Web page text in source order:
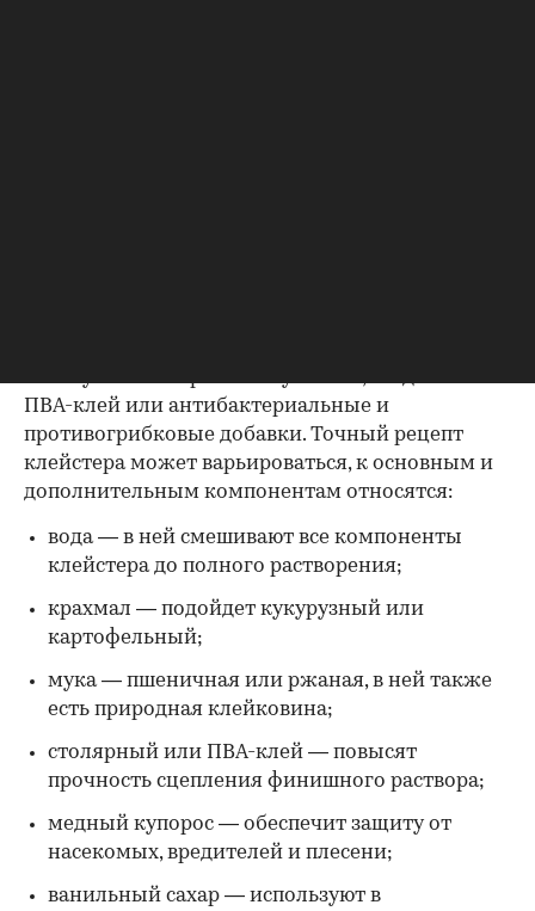
ПВА-клей или антибактериальные и
противогрибковые добавки. Точный рецепт
клейстера может варьироваться, к основным и
дополнительным компонентам относятся:
вода — в ней смешивают все компоненты
клейстера до полного растворения;
крахмал — подойдет кукурузный или
картофельный;
мука — пшеничная или ржаная, в ней также
есть природная клейковина;
столярный или ПВА-клей — повысят
прочность сцепления финишного раствора;
медный купорос — обеспечит защиту от
насекомых, вредителей и плесени;
ванильный сахар — используют в